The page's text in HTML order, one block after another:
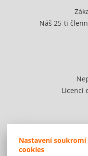
Nastavení soukromí
cookies
Náš 25-ti
Licenci